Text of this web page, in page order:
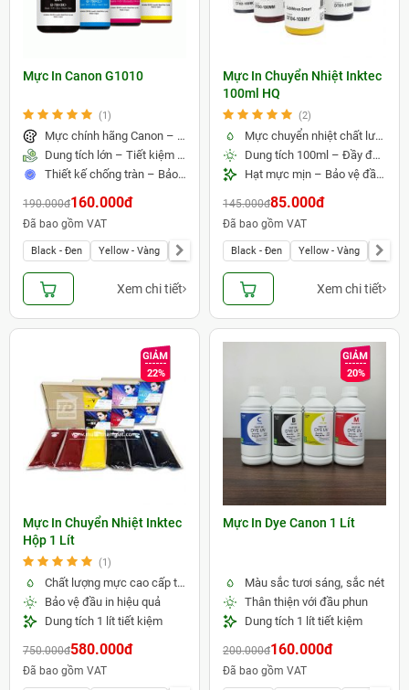
Mực In Canon G1010
(1)
Mực chính hãng Canon – Màu sắc chuẩn, bản in sắc nét
Dung tích lớn – Tiết kiệm chi phí in ấn
Thiết kế chống tràn – Bảo vệ đầu phun
190.000đ160.000đ
Đã bao gồm VAT
Black - Đen Yellow - Vàng Magenta - Đỏ Cyan - Xanh Trọn bộ 4 màu
Xem chi tiết
Mực In Chuyển Nhiệt Inktec
100ml HQ
(2)
Mực chuyển nhiệt chất lượng cao – Màu sắc tươi sáng, lên màu chuẩn
Dung tích 100ml – Đầy đủ 6 màu cơ bản
Hạt mực mịn – Bảo vệ đầu phun, vận hành ổn định
145.000đ85.000đ
Đã bao gồm VAT
Black - Đen Yellow - Vàng
Xem chi tiết
22%
Mực In Chuyển Nhiệt Inktec
Hộp 1 Lít
(1)
Chất lượng mực cao cấp từ Hàn Quốc
Bảo vệ đầu in hiệu quả
Dung tích 1 lít tiết kiệm
750.000đ580.000đ
Đã bao gồm VAT
20%
Mực In Dye Canon 1 Lít
Màu sắc tươi sáng, sắc nét
Thân thiện với đầu phun
Dung tích 1 lít tiết kiệm
200.000đ160.000đ
Đã bao gồm VAT